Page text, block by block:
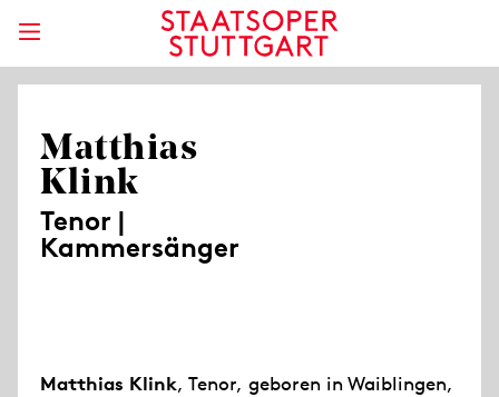
Matthias
Klink
Tenor |
Kammersänger
Matthias Klink, Tenor, geboren in Waiblingen,